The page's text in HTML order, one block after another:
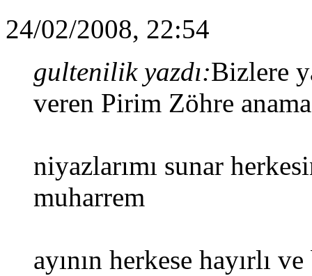
24/02/2008, 22:54
gultenilik yazdı:Bizlere
veren Pirim Zöhre anama
niyazlarımı sunar
muharrem
ayının herkese hayırlı